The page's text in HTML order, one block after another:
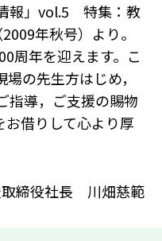
報」vol.5 特集：教
年秋号）より。
周年を迎えます。こ
の先生方はじめ，
指導，ご支援の賜物
お借りして心より厚
締役社長 川畑慈範